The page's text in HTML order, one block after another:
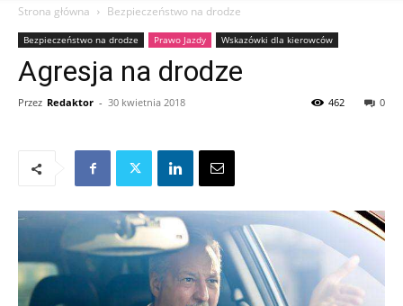
Strona główna Bezpieczeństwo na drodze
Bezpieczeństwo na drodze Prawo Jazdy Wskazówki dla kierowców
Agresja na drodze
Przez Redaktor - 30 kwietnia 2018 0
462